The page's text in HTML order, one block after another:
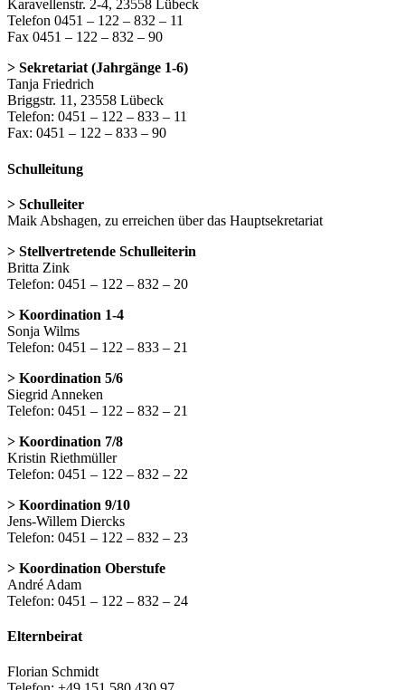
Karavellenstr. 2-4, 23558 Lübeck
Telefon 0451 – 122 – 832 – 11
Fax 0451 – 122 – 832 – 90
> Sekretariat (Jahrgänge 1-6)
Tanja Friedrich
Briggstr. 11, 23558 Lübeck
Telefon: 0451 – 122 – 833 – 11
Fax: 0451 – 122 – 833 – 90
Schulleitung
> Schulleiter
Maik Abshagen, zu erreichen über das Hauptsekretariat
> Stellvertretende Schulleiterin
Britta Zink
Telefon: 0451 – 122 – 832 – 20
> Koordination 1-4
Sonja Wilms
Telefon: 0451 – 122 – 833 – 21
> Koordination 5/6
Siegrid Anneken
Telefon: 0451 – 122 – 832 – 21
> Koordination 7/8
Kristin Riethmüller
Telefon: 0451 – 122 – 832 – 22
> Koordination 9/10
Jens-Willem Diercks
Telefon: 0451 – 122 – 832 – 23
> Koordination Oberstufe
André Adam
Telefon: 0451 – 122 – 832 – 24
Elternbeirat
Florian Schmidt